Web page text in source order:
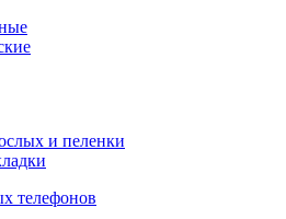
и пеленки
телефонов